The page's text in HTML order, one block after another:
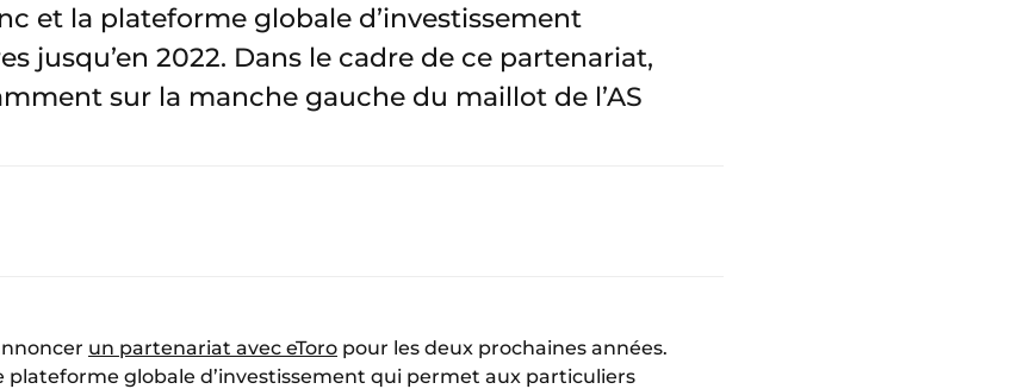
et la plateforme globale d’investissement
jusqu’en 2022. Dans le cadre de ce partenariat,
sur la manche gauche du maillot de l’AS
un partenariat avec eToro pour les deux prochaines années.
plateforme globale d’investissement qui permet aux particuliers